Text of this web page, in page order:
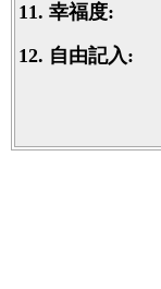
11. 幸福度:
12. 自由記入: